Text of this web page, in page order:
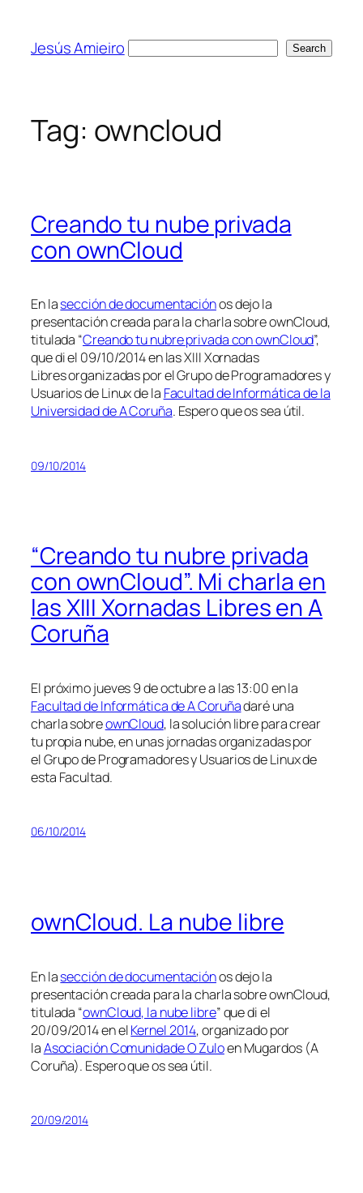
content
Jesús Amieiro Search
Tag: owncloud
Creando tu nube privada
con ownCloud
En lasección de documentaciónos dejo la
presentación creada para la charla sobre ownCloud,
titulada “Creando tu nubre privada con ownCloud”,
que di el 09/10/2014 en las XIII Xornadas
Libres organizadas por el Grupo de Programadores y
Usuarios de Linux de la Facultad de Informática de la
Universidad de A Coruña. Espero que os sea útil.
09/10/2014
“Creando tu nubre privada
con ownCloud”. Mi charla en
las XIII Xornadas Libres en A
Coruña
El próximo jueves 9 de octubre a las 13:00 en la
Facultad de Informática de A Coruñadaré una
charla sobreownCloud, la solución libre para crear
tu propia nube, en unas jornadas organizadas por
el Grupo de Programadores y Usuarios de Linux de
esta Facultad.
06/10/2014
ownCloud. La nube libre
En lasección de documentaciónos dejo la
presentación creada para la charla sobre ownCloud,
titulada “ownCloud, la nube libre” que di el
20/09/2014 en elKernel 2014, organizado por
laAsociación Comunidade O Zuloen Mugardos (A
Coruña). Espero que os sea útil.
20/09/2014